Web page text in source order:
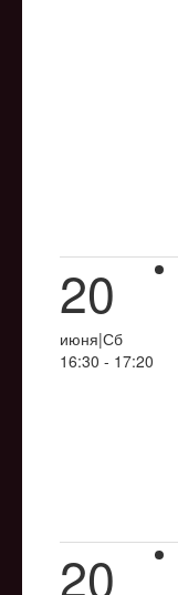
20
июня|Сб
16:30 - 17:20
20